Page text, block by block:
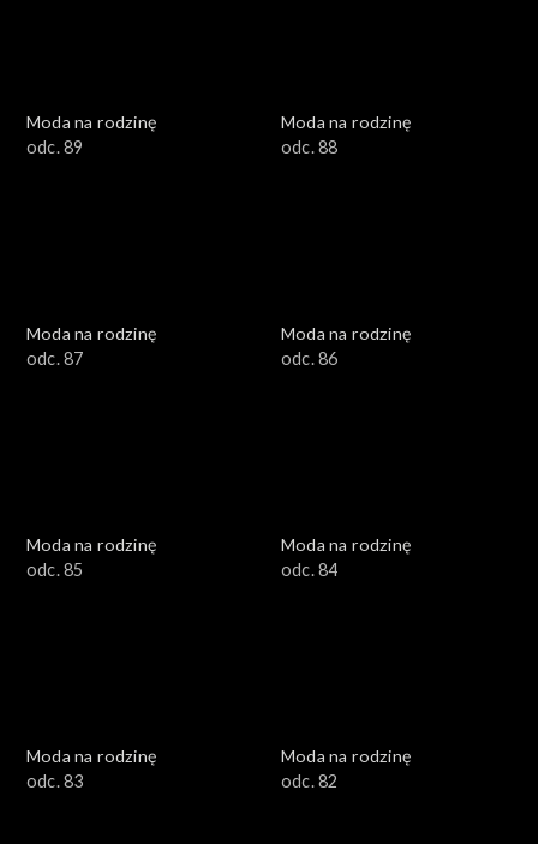
Moda na rodzinę
odc. 89
Moda na rodzinę
odc. 88
Moda na rodzinę
odc. 87
Moda na rodzinę
odc. 86
Moda na rodzinę
odc. 85
Moda na rodzinę
odc. 84
Moda na rodzinę
odc. 83
Moda na rodzinę
odc. 82